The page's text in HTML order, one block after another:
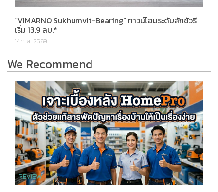
“VIMARNO Sukhumvit-Bearing” ทาวน์โฮมระดับลักชัวรี
เริ่ม 13.9 ลบ.*
14 ก.ค. 2569
We Recommend